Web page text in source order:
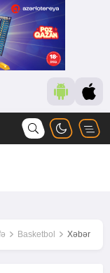
Basketbol Xəbər